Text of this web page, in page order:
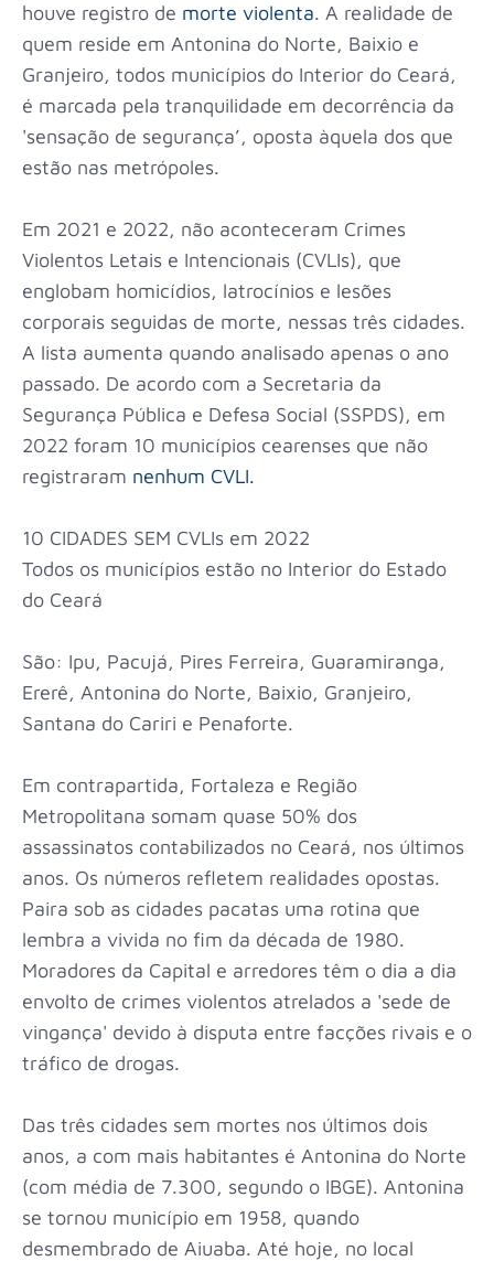
houve registro de morte violenta. A realidade de
quem reside em Antonina do Norte, Baixio e
Granjeiro, todos municípios do Interior do Ceará,
é marcada pela tranquilidade em decorrência da
'sensação de segurança’, oposta àquela dos que
estão nas metrópoles.
Em 2021 e 2022, não aconteceram Crimes
Violentos Letais e Intencionais (CVLIs), que
englobam homicídios, latrocínios e lesões
corporais seguidas de morte, nessas três cidades.
A lista aumenta quando analisado apenas o ano
passado. De acordo com a Secretaria da
Segurança Pública e Defesa Social (SSPDS), em
2022 foram 10 municípios cearenses que não
registraram nenhum CVLI.
10 CIDADES SEM CVLIs em 2022
Todos os municípios estão no Interior do Estado
do Ceará
São: Ipu, Pacujá, Pires Ferreira, Guaramiranga,
Ererê, Antonina do Norte, Baixio, Granjeiro,
Santana do Cariri e Penaforte.
Em contrapartida, Fortaleza e Região
Metropolitana somam quase 50% dos
assassinatos contabilizados no Ceará, nos últimos
anos. Os números refletem realidades opostas.
Paira sob as cidades pacatas uma rotina que
lembra a vivida no fim da década de 1980.
Moradores da Capital e arredores têm o dia a dia
envolto de crimes violentos atrelados a 'sede de
vingança' devido à disputa entre facções rivais e o
tráfico de drogas.
Das três cidades sem mortes nos últimos dois
anos, a com mais habitantes é Antonina do Norte
(com média de 7.300, segundo o IBGE). Antonina
se tornou município em 1958, quando
desmembrado de Aiuaba. Até hoje, no local